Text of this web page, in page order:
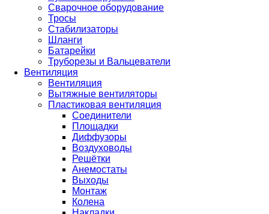
Сварочное оборудование
Тросы
Стабилизаторы
Шланги
Батарейки
Труборезы и Вальцеватели
Вентиляция
Вентиляция
Вытяжные вентиляторы
Пластиковая вентиляция
Соединители
Площадки
Диффузоры
Воздуховоды
Решётки
Анемостаты
Выходы
Монтаж
Колена